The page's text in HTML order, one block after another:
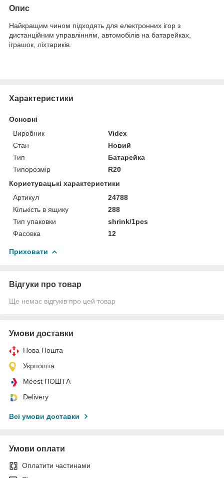
Опис
Найкращим чином підходять для електронних ігор з
дистанційним управлінням, автомобілів на батарейках,
іграшок, ліхтариків.
Характеристики
Основні
Виробник
Videx
Стан
Новий
Тип
Батарейка
Типорозмір
R20
Користувацькi характеристики
Артикул
24788
Кількість в ящику
288
Тип упаковки
shrink/1pcs
Фасовка
12
Приховати
Відгуки про товар
Ще немає відгуків про цей товар
Умови доставки
Нова Пошта
Укрпошта
Meest ПОШТА
Delivery
Всі умови доставки
Умови оплати
Оплатити частинами